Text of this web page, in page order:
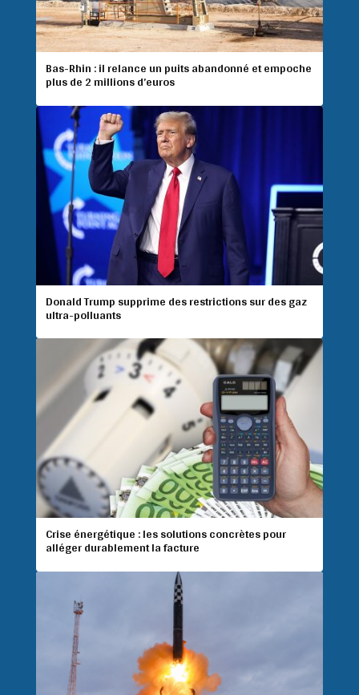
Bas-Rhin : il relance un puits abandonné et empoche
plus de 2 millions d’euros
Donald Trump supprime des restrictions sur des gaz
ultra-polluants
Crise énergétique : les solutions concrètes pour
alléger durablement la facture